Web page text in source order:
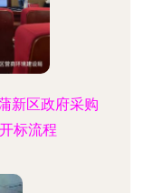
新区政府采购
标流程